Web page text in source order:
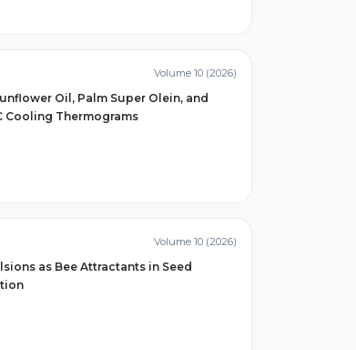
Volume 10 (2026)
Oil, Palm Super Olein, and
Cooling Thermograms
Volume 10 (2026)
as Bee Attractants in Seed